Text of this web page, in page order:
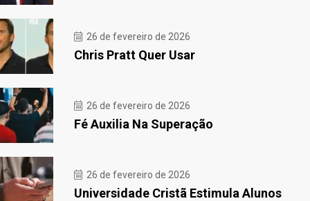
26 de fevereiro de 2026
Chris Pratt Quer Usar
26 de fevereiro de 2026
Fé Auxilia Na Superação
26 de fevereiro de 2026
Universidade Cristã Estimula Alunos